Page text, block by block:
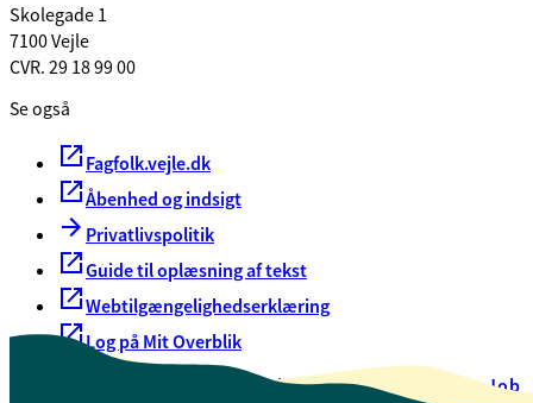
Skolegade 1
7100 Vejle
CVR. 29 18 99 00
Se også
Fagfolk.vejle.dk
Åbenhed og indsigt
Privatlivspolitik
Guide til oplæsning af tekst
Webtilgængelighedserklæring
Log på Mit Overblik
Oversigt over selvbetjeningJob